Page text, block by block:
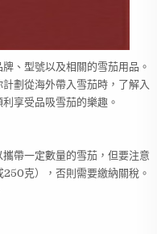
、型號以及相關的雪茄用品。
劃從海外帶入雪茄時，了解入
享受品吸雪茄的樂趣。
帶一定數量的雪茄，但要注意
克），否則需要繳納關稅。